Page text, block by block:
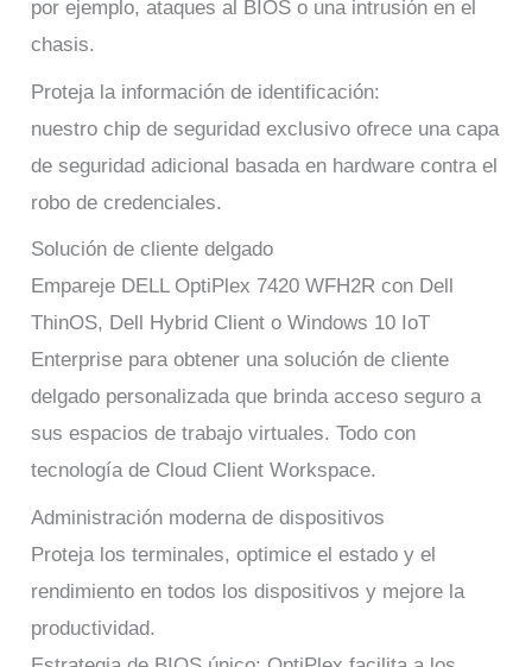
por ejemplo, ataques al BIOS o una intrusión en el
chasis.
Proteja la información de identificación:
nuestro chip de seguridad exclusivo ofrece una capa
de seguridad adicional basada en hardware contra el
robo de credenciales.
Solución de cliente delgado
Empareje DELL OptiPlex 7420 WFH2R con Dell
ThinOS, Dell Hybrid Client o Windows 10 IoT
Enterprise para obtener una solución de cliente
delgado personalizada que brinda acceso seguro a
sus espacios de trabajo virtuales. Todo con
tecnología de Cloud Client Workspace.
Administración moderna de dispositivos
Proteja los terminales, optimice el estado y el
rendimiento en todos los dispositivos y mejore la
productividad.